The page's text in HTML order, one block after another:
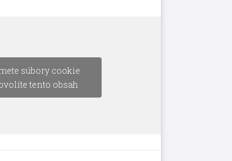
súbory cookie
tento obsah